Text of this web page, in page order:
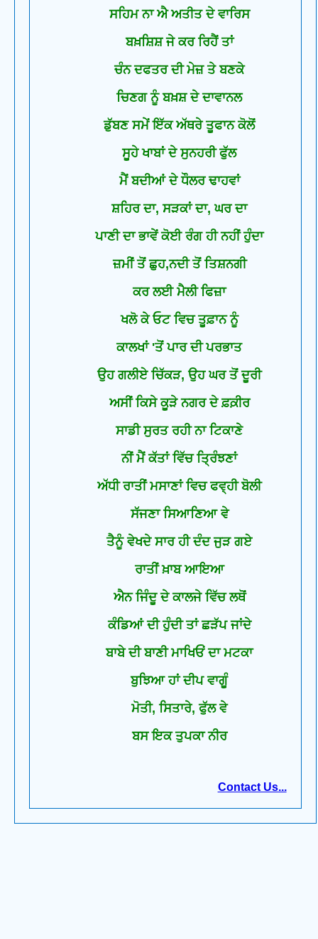
ਸਹਿਮ ਨਾ ਐ ਅਤੀਤ ਦੇ ਵਾਰਿਸ
ਬਖ਼ਸ਼ਿਸ਼ ਜੇ ਕਰ ਰਿਹੈਂ ਤਾਂ
ਚੰਨ ਦਫਤਰ ਦੀ ਮੇਜ਼ ਤੇ ਬਣਕੇ
ਚਿਣਗ ਨੂੰ ਬਖ਼ਸ਼ ਦੇ ਦਾਵਾਨਲ
ਡੁੱਬਣ ਸਮੇਂ ਇੱਕ ਅੱਥਰੇ ਤੂਫਾਨ ਕੋਲੋਂ
ਸੂਹੇ ਖਾਬਾਂ ਦੇ ਸੁਨਹਰੀ ਫੁੱਲ
ਮੈਂ ਬਦੀਆਂ ਦੇ ਧੌਲਰ ਢਾਹਵਾਂ
ਸ਼ਹਿਰ ਦਾ, ਸੜਕਾਂ ਦਾ, ਘਰ ਦਾ
ਪਾਣੀ ਦਾ ਭਾਵੇਂ ਕੋਈ ਰੰਗ ਹੀ ਨਹੀਂ ਹੁੰਦਾ
ਜ਼ਮੀਂ ਤੋਂ ਛੁਹ,ਨਦੀ ਤੋਂ ਤਿਸ਼ਨਗੀ
ਕਰ ਲਈ ਮੈਲੀ ਫਿਜ਼ਾ
ਖਲੋ ਕੇ ਓਟ ਵਿਚ ਤੂਫ਼ਾਨ ਨੂੰ
ਕਾਲਖਾਂ 'ਤੋਂ ਪਾਰ ਦੀ ਪਰਭਾਤ
ਉਹ ਗਲੀਏ ਚਿੱਕੜ, ਉਹ ਘਰ ਤੋਂ ਦੂਰੀ
ਅਸੀਂ ਕਿਸੇ ਕੂੜੇ ਨਗਰ ਦੇ ਫ਼ਕ਼ੀਰ
ਸਾਡੀ ਸੁਰਤ ਰਹੀ ਨਾ ਟਿਕਾਣੇ
ਨੀਂ ਮੈਂ ਕੱਤਾਂ ਵਿੱਚ ਤ੍ਰਿੰਝਣਾਂ
ਅੱਧੀ ਰਾਤੀਂ ਮਸਾਣਾਂ ਵਿਚ ਫਵ੍ਹੀ ਬੋਲੀ
ਸੱਜਣਾ ਸਿਆਣਿਆ ਵੇ
ਤੈਨੂੰ ਵੇਖਦੇ ਸਾਰ ਹੀ ਦੰਦ ਜੁੜ ਗਏ
ਰਾਤੀਂ ਖ਼ਾਬ ਆਇਆ
ਐਨ ਜਿੰਦੂ ਦੇ ਕਾਲਜੇ ਵਿੱਚ ਲਥੋਂ
ਕੰਡਿਆਂ ਦੀ ਹੁੰਦੀ ਤਾਂ ਛੜੱਪ ਜਾਂਦੇ
ਬਾਬੇ ਦੀ ਬਾਣੀ ਮਾਖਿਓਂ ਦਾ ਮਟਕਾ
ਬੁਝਿਆ ਹਾਂ ਦੀਪ ਵਾਗੂੰ
ਮੋਤੀ, ਸਿਤਾਰੇ, ਫੁੱਲ ਵੇ
ਬਸ ਇਕ ਤੁਪਕਾ ਨੀਰ
Contact Us...